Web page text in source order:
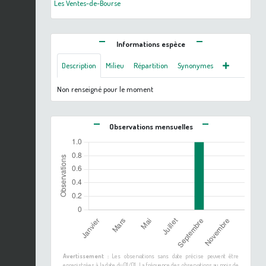
Les Ventes-de-Bourse
Informations espèce
Description Milieu Répartition Synonymes
Non renseigné pour le moment
Observations mensuelles
Avertissement :Les observations sans date précise peuvent être